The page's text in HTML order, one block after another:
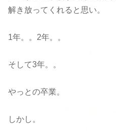
解き放ってくれると思い。
1年。。2年。。
そして3年。。
やっとの卒業。
しかし。